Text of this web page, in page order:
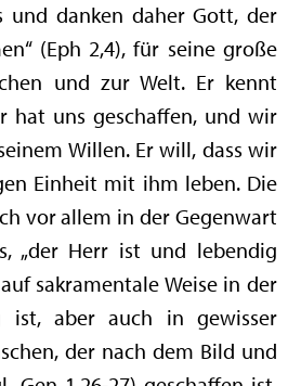
und danken daher Gott, der
(Eph 2,4), für seine große
und zur Welt. Er kennt
hat uns geschaffen, und wir
Willen. Er will, dass wir
Einheit mit ihm leben. Die
vor allem in der Gegenwart
„der Herr ist und lebendig
sakramentale Weise in der
ist, aber auch in gewisser
der nach dem Bild und